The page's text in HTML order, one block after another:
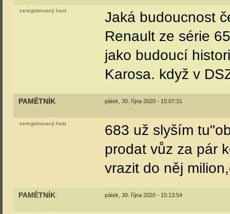
neregistrovaný host
Jaká budoucnost
Renault ze série
jako budoucí
Karosa. když v
PAMĚTNÍK pátek, 30. října 2020 - 15:07:31
neregistrovaný host
683 už slyším
prodat vůz za pár
vrazit do něj
PAMĚTNÍK pátek, 30. října 2020 - 15:13:54